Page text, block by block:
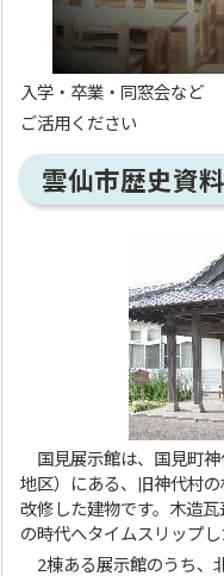
入学・卒業・同窓会など
ご活用ください
雲仙市歴史資
国見展示館は、国見町
地区）にある、旧神代村
改修した建物です。木造
の時代へタイムスリップし
2棟ある展示館のうち、